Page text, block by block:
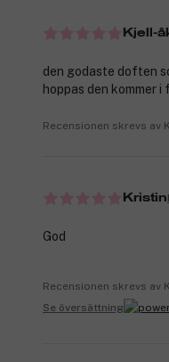
Kjell-
den godaste doften
hoppas den kommer
Recensionen skrevs av
Kristin
God
Recensionen skrevs av
Se översättning